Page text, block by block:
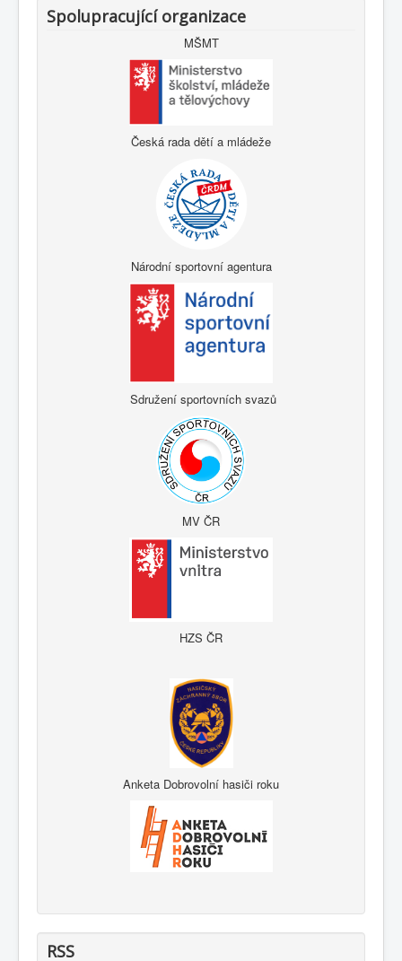
Spolupracující organizace
MŠMT
Česká rada dětí a mládeže
Národní sportovní agentura
Sdružení sportovních svazů
MV ČR
HZS ČR
Anketa Dobrovolní hasiči roku
RSS